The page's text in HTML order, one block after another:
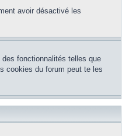
avoir désactivé les
des fonctionnalités telles que
cookies du forum peut te les